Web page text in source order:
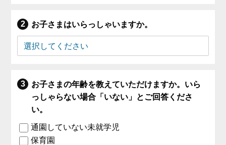
お子さまはいらっしゃいますか。
お子さまの年齢を教えていただけますか。いら
っしゃらない場合「いない」とご回答くださ
い。
通園していない未就学児
保育園